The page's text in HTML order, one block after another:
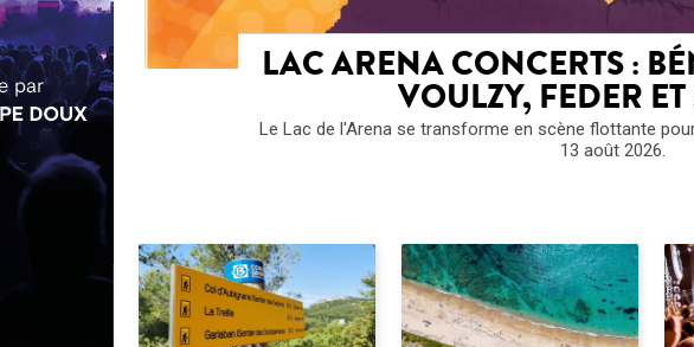
LAC ARENA CONCERTS :
VOULZY, FEDER ET
Le Lac de l'Arena se transforme en scène flottante
13 août 2026.